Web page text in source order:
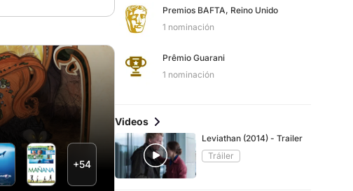
+54
Premios BAFTA, Reino Unido
1 nominación
Prêmio Guarani
1 nominación
Videos
Leviathan (2014) - Trailer
Tráiler